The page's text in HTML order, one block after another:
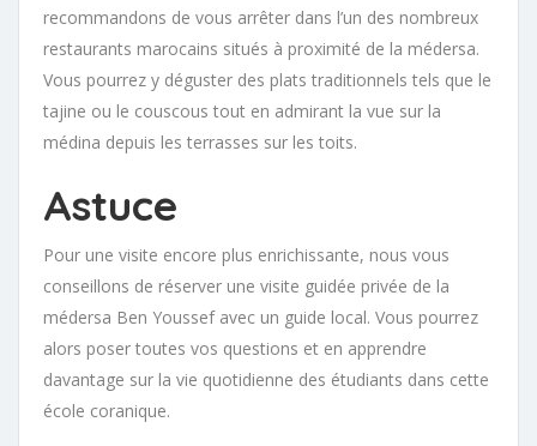
recommandons de vous arrêter dans l’un des nombreux
restaurants marocains situés à proximité de la médersa.
Vous pourrez y déguster des plats traditionnels tels que le
tajine ou le couscous tout en admirant la vue sur la
médina depuis les terrasses sur les toits.
Astuce
Pour une visite encore plus enrichissante, nous vous
conseillons de réserver une visite guidée privée de la
médersa Ben Youssef avec un guide local. Vous pourrez
alors poser toutes vos questions et en apprendre
davantage sur la vie quotidienne des étudiants dans cette
école coranique.